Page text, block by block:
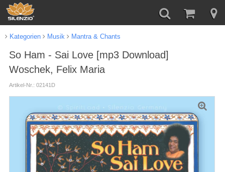
Kategorien Musik Mantra & Chants
So Ham - Sai Love [mp3 Download]
Woschek, Felix Maria
Artikel-Nr.: 02141D